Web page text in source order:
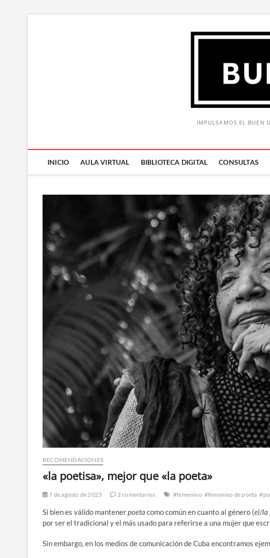
IMPULSAMOS EL BUEN
INICIO AULA VIRTUAL BIBLIOTECA DIGITAL CONSULTAS
RECOMENDACIONES
«la poetisa», mejor que «la poeta»
7 de agosto de 2023 2 comentarios #femenino #femenino de poeta
Si bien es válido mantenerpoeta como común en cuanto al género (el/la
por ser el tradicional y el más usado para referirse a una mujer que
Sin embargo, en los medios de comunicación de Cuba encontramos